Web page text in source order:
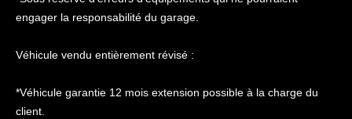
engager la responsabilité du garage.
Véhicule vendu entièrement révisé :
*Véhicule garantie 12 mois extension possible à la charge du
client.